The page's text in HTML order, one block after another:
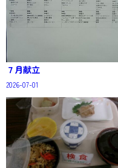
７月献立
2026-07-01